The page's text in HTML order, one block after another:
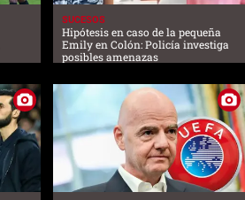
SUCESOS
Hipótesis en caso de la pequeña
Emily en Colón: Policía investiga
posibles amenazas